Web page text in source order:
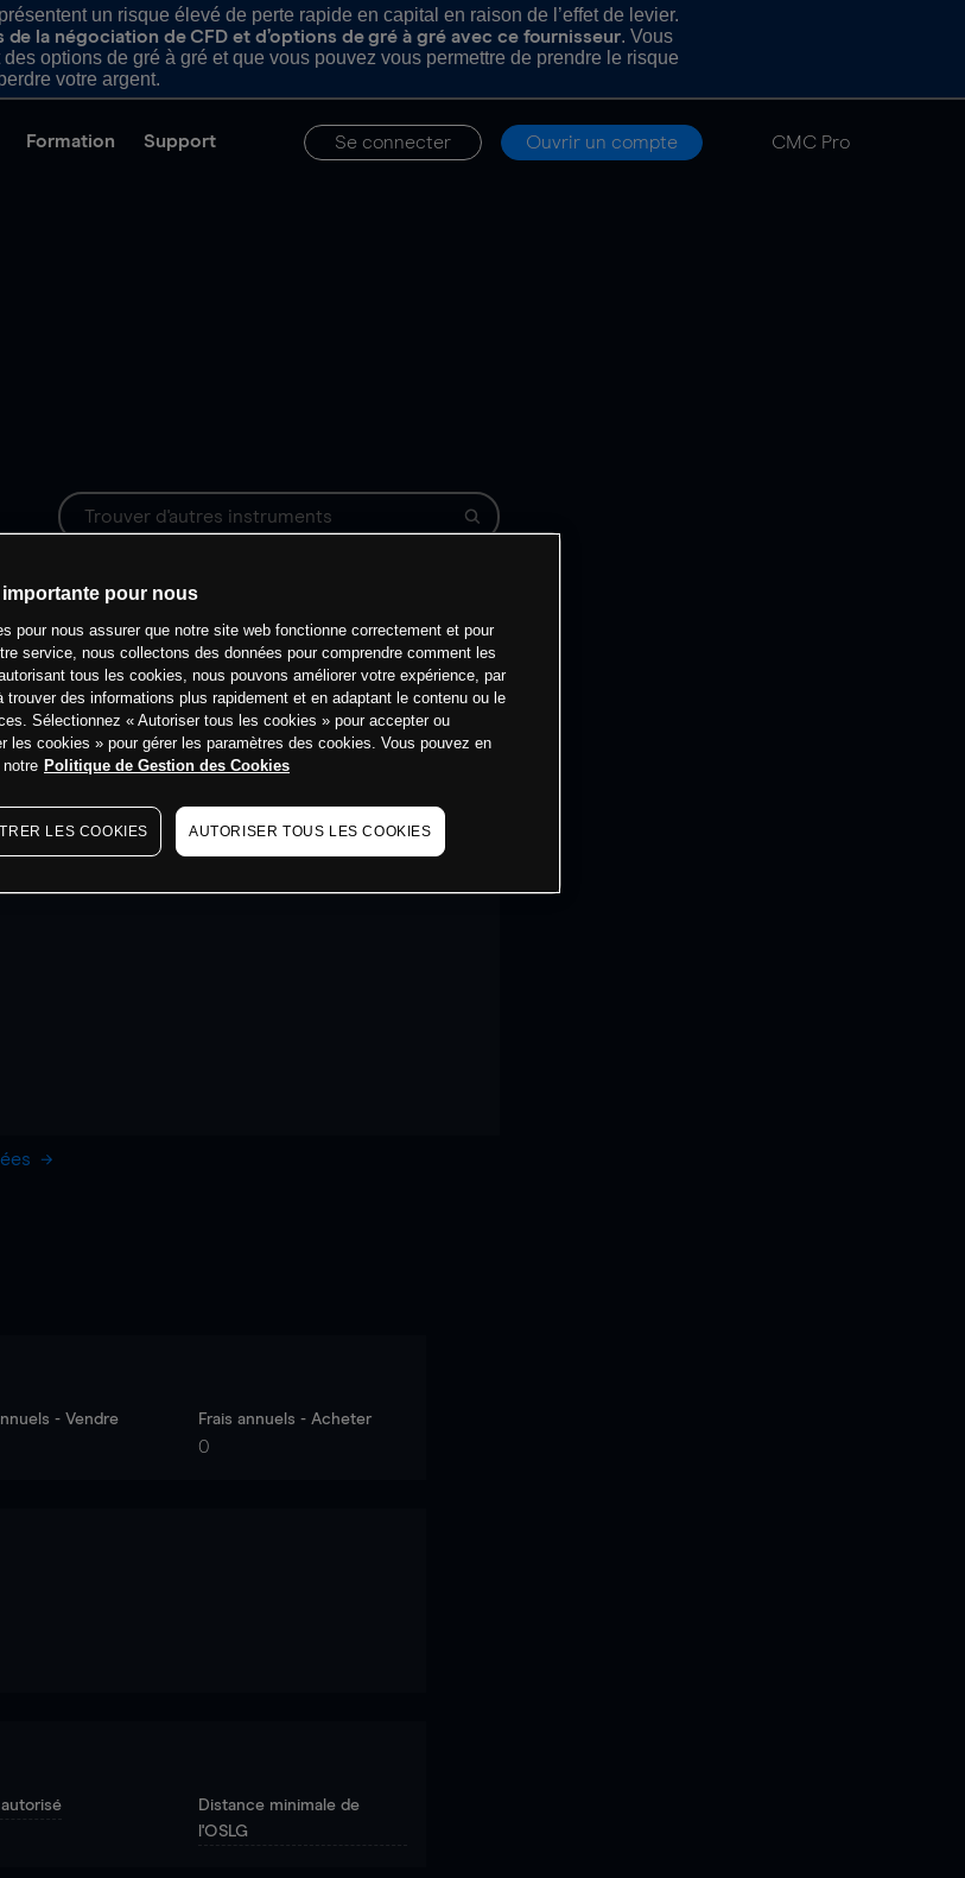
un risque élevé de perte rapide en capital en raison de l’effet de levier.
la négociation de CFD et d’options de gré à gré avec ce fournisseur. Vous
options de gré à gré et que vous pouvez vous permettre de prendre le risque
votre argent.
Formation Support Se connecter Ouvrir un compte CMC Pro
- Vendre Frais annuels - Acheter
0
autorisé
Distance minimale de
l'OSLG
pour nous
pour nous assurer que notre site web fonctionne correctement et pour
service, nous collectons des données pour comprendre comment les
tous les cookies, nous pouvons améliorer votre expérience, par
trouver des informations plus rapidement et en adaptant le contenu ou le
Sélectionnez « Autoriser tous les cookies » pour accepter ou
les cookies » pour gérer les paramètres des cookies. Vous pouvez en
Politique de Gestion des Cookies
LES COOKIES AUTORISER TOUS LES COOKIES